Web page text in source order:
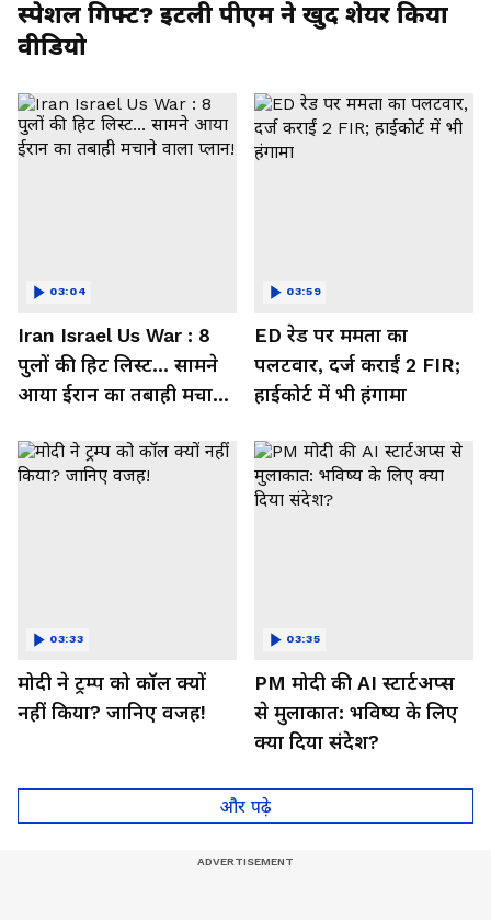
स्पेशल गिफ्ट? इटली पीएम ने खुद शेयर किया
वीडियो
Iran Israel Us War : 8
पुलों की हिट लिस्ट... सामने
आया ईरान का तबाही मचाने
03:04
ED रेड पर ममता का
पलटवार, दर्ज कराईं 2 FIR;
हाईकोर्ट में भी हंगामा
03:59
मोदी ने ट्रम्प को कॉल क्यों
नहीं किया? जानिए वजह!
03:33
PM मोदी की AI स्टार्टअप्स
से मुलाकात: भविष्य के लिए
क्या दिया संदेश?
03:35
और पढ़े